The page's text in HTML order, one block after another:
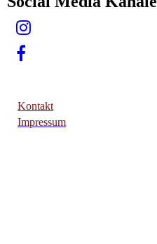
Kontakt
Impressum